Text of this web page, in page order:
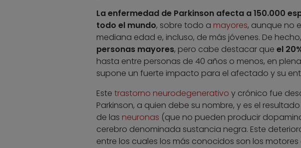
La enfermedad de Parkinson afecta a 150.000
todo el mundo, sobre todo a mayores, aunque no
mediana edad e, incluso, de más jóvenes. De hecho,
personas mayores, pero cabe destacar que el
hasta entre personas de 40 años o menos, en
supone un fuerte impacto para el afectado y su
Este trastorno neurodegenerativo y crónico fue
Parkinson, a quien debe su nombre, y es el
de las neuronas (que no pueden producir
cerebro denominada sustancia negra. Este
entre los cuales los más conocidos son los